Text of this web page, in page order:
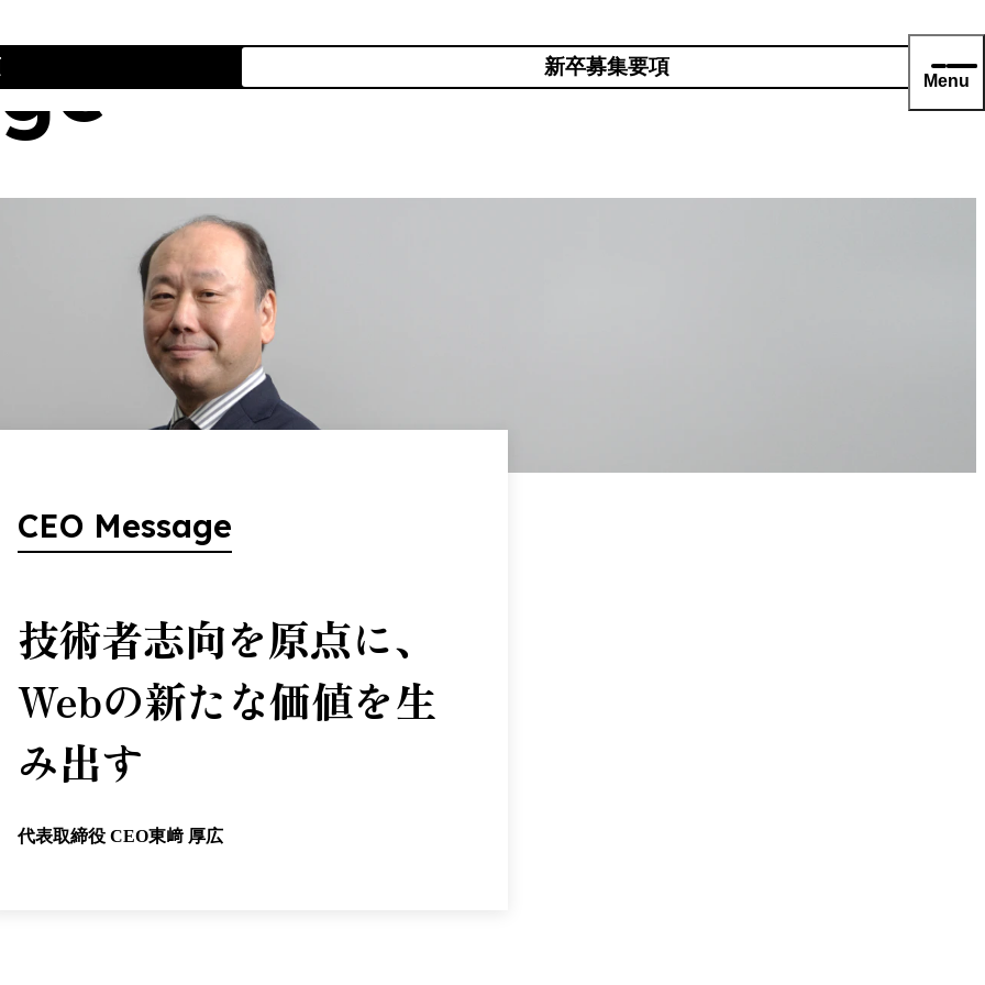
新卒募集要項
Menu
CEO Message
技術者志向を原点に、
Webの新たな価値を生
み出す
代表取締役 CEO東﨑 厚広